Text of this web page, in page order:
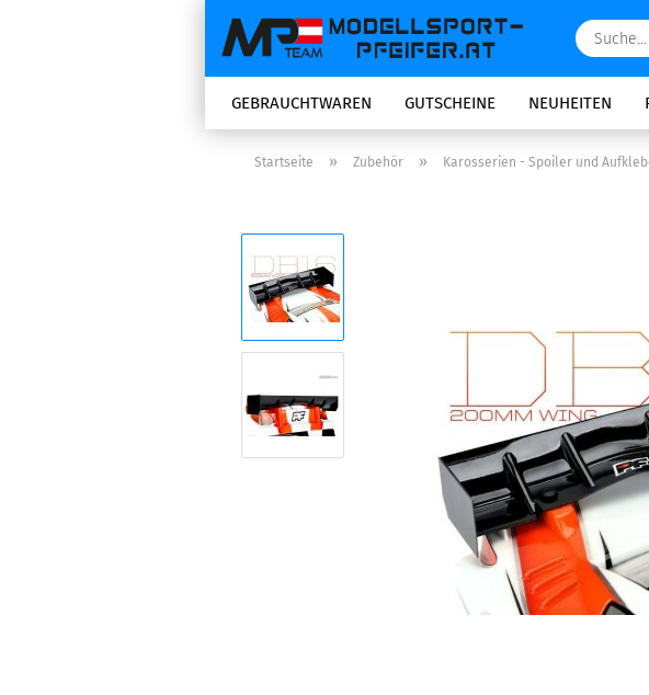
GEBRAUCHTWAREN GUTSCHEINE NEUHEITEN
Startseite » Zubehör » Karosserien - Spoiler und